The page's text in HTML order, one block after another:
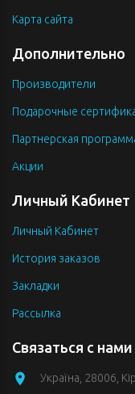
Карта сайта
Дополнительно
Производители
Подарочные
Партнерская
Акции
Личный Кабинет
Личный Кабинет
История заказов
Закладки
Рассылка
Связаться с нами
Україна, 28006,